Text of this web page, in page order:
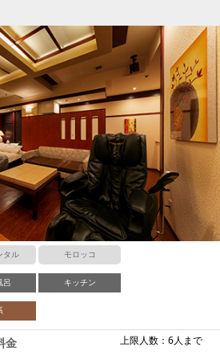
タル モロッコ
呂 キッチン
上限人数：6人まで
金